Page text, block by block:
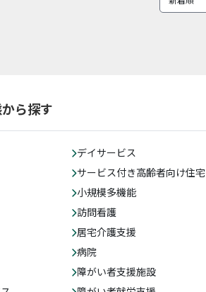
ら探す
デイサービス
サービス付き高齢者向け住宅
小規模多機能
訪問看護
居宅介護支援
病院
障がい者支援施設